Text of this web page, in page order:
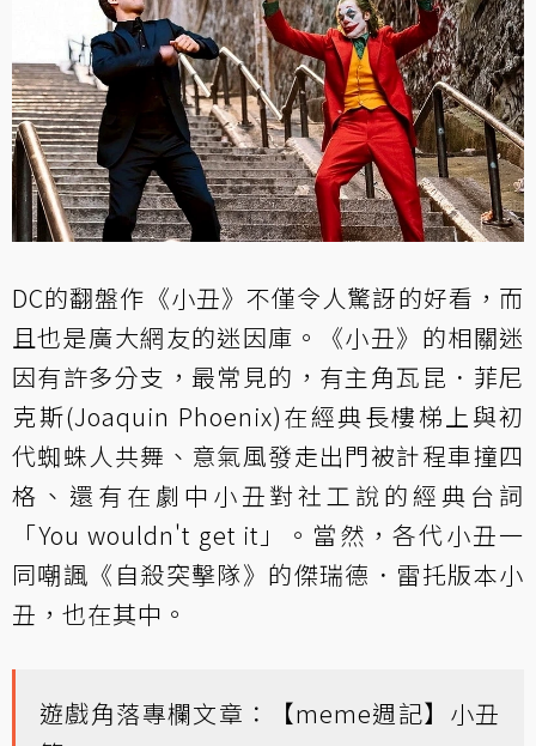
DC的翻盤作《小丑》不僅令人驚訝的好看，而
且也是廣大網友的迷因庫。《小丑》的相關迷
因有許多分支，最常見的，有主角瓦昆．菲尼
克斯(Joaquin Phoenix)在經典長樓梯上與初
代蜘蛛人共舞、意氣風發走出門被計程車撞四
格、還有在劇中小丑對社工說的經典台詞
「You wouldn't get it」。當然，各代小丑一
同嘲諷《自殺突擊隊》的傑瑞德．雷托版本小
丑，也在其中。
遊戲角落專欄文章：
【meme週記】小丑